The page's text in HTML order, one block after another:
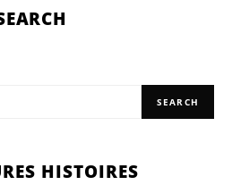
SEARCH
HISTOIRES